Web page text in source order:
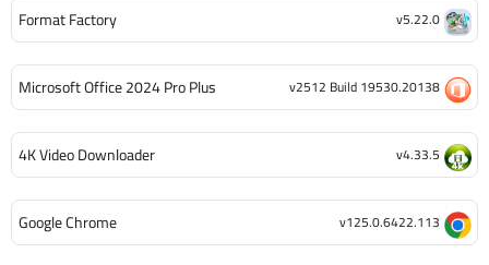
Format Factory v5.22.0
Microsoft Office 2024 Pro Plus v2512 Build 19530.20138
4K Video Downloader v4.33.5
Google Chrome v125.0.6422.113